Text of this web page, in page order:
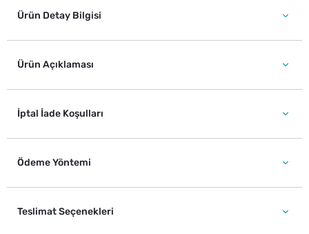
Ürün Detay Bilgisi
Ürün Açıklaması
İptal İade Koşulları
Ödeme Yöntemi
Teslimat Seçenekleri